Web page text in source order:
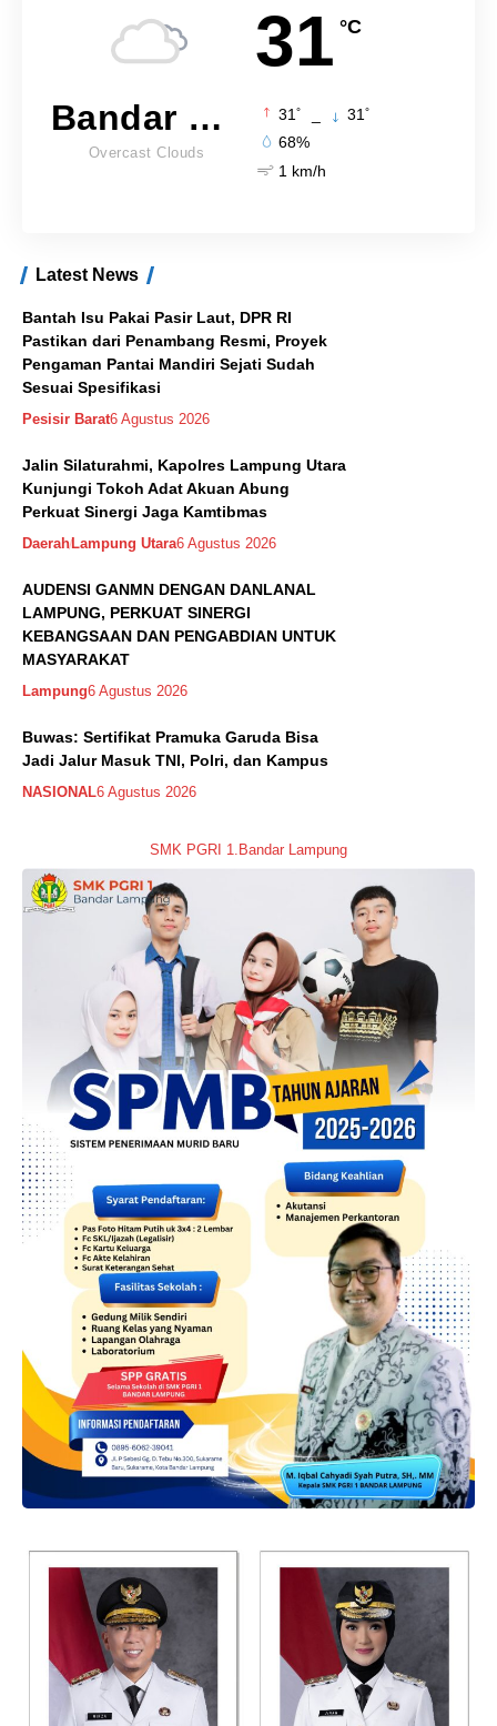
31 °C
Bandar Lampung
Overcast Clouds
31° 31°
68%
1 km/h
Latest News
Bantah Isu Pakai Pasir Laut, DPR RI
Pastikan dari Penambang Resmi, Proyek
Pengaman Pantai Mandiri Sejati Sudah
Sesuai Spesifikasi
Pesisir Barat6 Agustus 2026
Jalin Silaturahmi, Kapolres Lampung Utara
Kunjungi Tokoh Adat Akuan Abung
Perkuat Sinergi Jaga Kamtibmas
DaerahLampung Utara6 Agustus 2026
AUDENSI GANMN DENGAN DANLANAL
LAMPUNG, PERKUAT SINERGI
KEBANGSAAN DAN PENGABDIAN UNTUK
MASYARAKAT
Lampung6 Agustus 2026
Buwas: Sertifikat Pramuka Garuda Bisa
Jadi Jalur Masuk TNI, Polri, dan Kampus
NASIONAL6 Agustus 2026
SMK PGRI 1.Bandar Lampung